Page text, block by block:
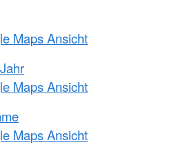
Maps Ansicht
Maps Ansicht
Maps Ansicht